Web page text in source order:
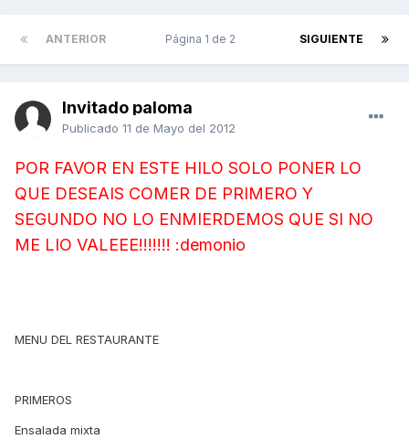
ANTERIOR SIGUIENTE
Página 1 de 2
Invitado paloma
Publicado 11 de Mayo del 2012
POR FAVOR EN ESTE HILO SOLO PONER LO
QUE DESEAIS COMER DE PRIMERO Y
SEGUNDO NO LO ENMIERDEMOS QUE SI NO
ME LIO VALEEE!!!!!!! :demonio
MENU DEL RESTAURANTE
PRIMEROS
Ensalada mixta